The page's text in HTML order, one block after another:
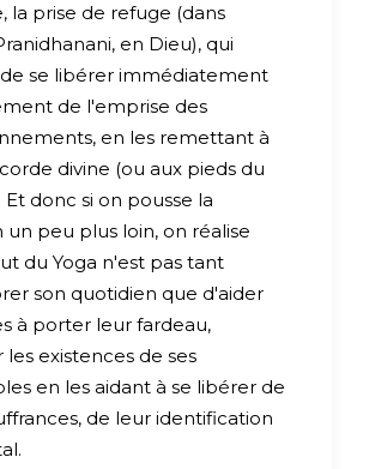
la prise de refuge (dans
en Dieu), qui
se libérer immédiatement
de l'emprise des
en les remettant à
divine (ou aux pieds du
Et donc si on pousse la
un peu plus loin, on réalise
du Yoga n'est pas tant
son quotidien que d'aider
à porter leur fardeau,
les existences de ses
en les aidant à se libérer de
de leur identification